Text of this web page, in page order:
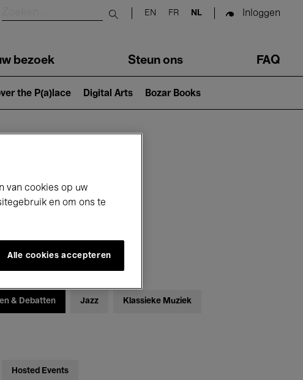
Submit search
EN FR NL Inloggen
bezoek Steun ons FAQ
the P(a)lace Digital Arts Bozar Books
& Debatten Jazz Klassieke Muziek
Hosted Events
van cookies op uw
en om ons te
Alle cookies accepteren